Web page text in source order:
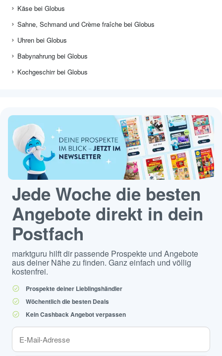
Käse bei Globus
Sahne, Schmand und Crème fraîche bei Globus
Uhren bei Globus
Babynahrung bei Globus
Kochgeschirr bei Globus
Jede Woche die besten
Angebote direkt in dein
Postfach
marktguru hilft dir passende Prospekte und Angebote
aus deiner Nähe zu finden. Ganz einfach und völlig
kostenfrei.
Prospekte deiner Lieblingshändler
Wöchentlich die besten Deals
Kein Cashback Angebot verpassen